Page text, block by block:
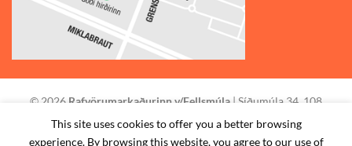
© 2026 Rafvörumarkaðurinn v/Fellsmúla | Síðumúla 34, 108
Reykjavík | S: 585-2888 |
This site uses cookies to offer you a better browsing
experience. By browsing this website, you agree to our use of